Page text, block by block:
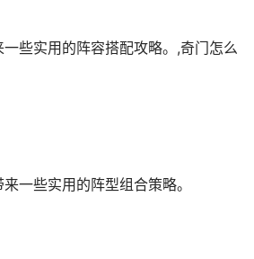
些实用的阵容搭配攻略。,奇门怎么
一些实用的阵型组合策略。